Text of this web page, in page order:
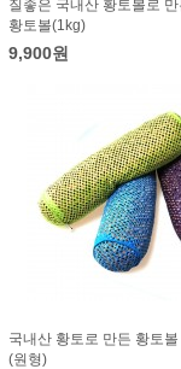
질좋은 국내산 황토볼로
황토볼(1kg)
9,900원
국내산 황토로 만든 황토
(원형)